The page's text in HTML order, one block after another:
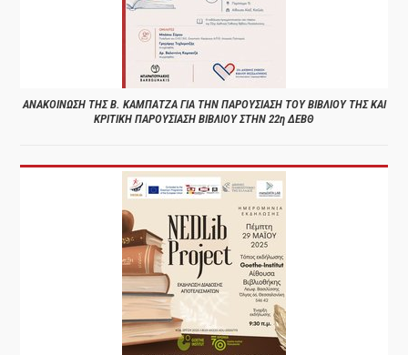
ΑΝΑΚΟΙΝΩΣΗ ΤΗΣ Β. ΚΑΜΠΑΤΖΑ ΓΙΑ ΤΗΝ ΠΑΡΟΥΣΙΑΣΗ ΤΟΥ ΒΙΒΛΙΟΥ ΤΗΣ ΚΑΙ
ΚΡΙΤΙΚΗ ΠΑΡΟΥΣΙΑΣΗ ΒΙΒΛΙΟΥ ΣΤΗΝ 22η ΔΕΒΘ